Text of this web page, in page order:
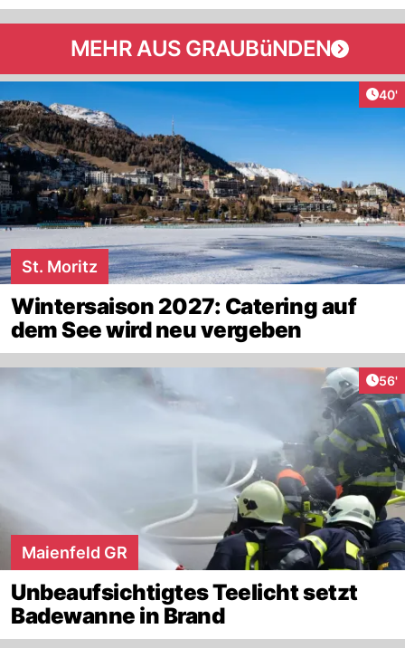
MEHR AUS GRAUBüNDEN
40'
St. Moritz
Wintersaison 2027: Catering auf
dem See wird neu vergeben
56'
Maienfeld GR
Unbeaufsichtigtes Teelicht setzt
Badewanne in Brand